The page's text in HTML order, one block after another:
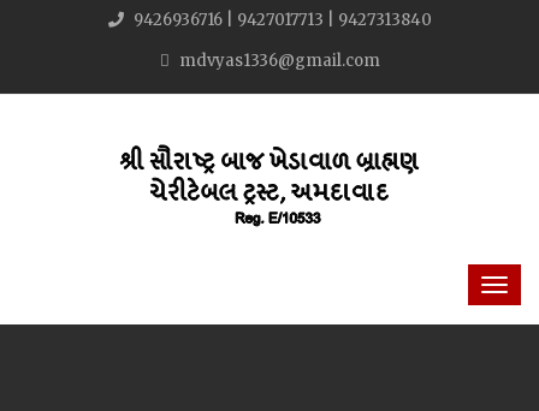
9426936716 | 9427017713 | 9427313840
mdvyas1336@gmail.com